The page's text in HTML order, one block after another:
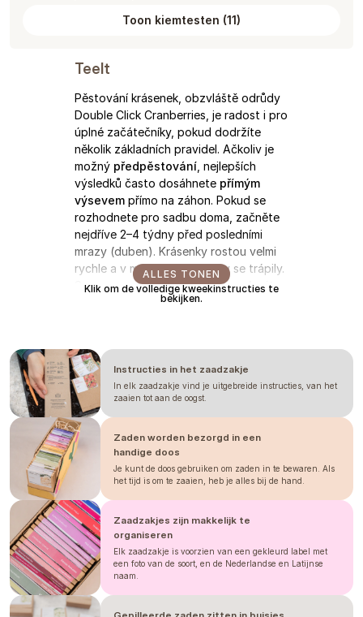
Toon kiemtesten (11)
Teelt
Pěstování krásenek, obzvláště odrůdy
Double Click Cranberries, je radost i pro
úplné začátečníky, pokud dodržíte
několik základních pravidel. Ačkoliv je
možný předpěstování , nejlepších
výsledků často dosáhnete přímým
výsevem přímo na záhon. Pokud se
rozhodnete pro sadbu doma, začněte
nejdříve 2–4 týdny před posledními
mrazy (duben). Krásenky rostou velmi
rychle a v malém prostoru by se trápily.
Semena vysejte do hloubky azakryjte
, jelikož ke klíčení potřebují
dní. Při výsevu přímo ven počkejte až
nakvěten, kdy pomine riziko mrazíků a
půda se prohřeje.
Jedním z nejdůležitějších kroků pro
bohatou úrodu květů jezaštipování
Jakmile rostlina dosáhne výšky asi 30
cm nebo má 3–4 páry pravých listů,
nebojte se uštípnout vrcholový výhon.
Tento zásah podpoří větvení a zajistí,
že jedna rostlina vyprodukuje nejméně
12 stonků plných poloplných až plných
květů v nádherném magentovém
odstínu. Vzhledem k tomu, že tato
odrůda dorůstá výšky 60–120 cm, je
nezbytná
opora . Můžete natáhnout
ALLES TONEN
Klik om de volledige kweekinstructies te
bekijken.
Instructies in het zaadzakje
In elk zaadzakje vind je uitgebreide instructies, van het
zaaien tot aan de oogst.
Zaden worden bezorgd in een
handige doos
Je kunt de doos gebruiken om zaden in te bewaren. Als
het tijd is om te zaaien, heb je alles bij de hand.
Zaadzakjes zijn makkelijk te
organiseren
Elk zaadzakje is voorzien van een gekleurd label met
een foto van de soort, en de Nederlandse en Latijnse
naam.